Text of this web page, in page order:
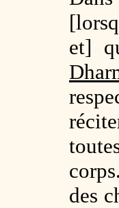
et]
des